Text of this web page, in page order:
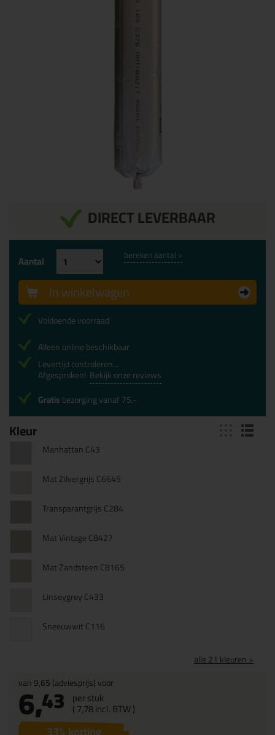
DIRECT LEVERBAAR
Kleur
Manhattan C43
Mat Zilvergrijs C6645
Transparantgrijs C284
Mat Vintage C8427
Mat Zandsteen C8165
Linseygrey C433
Sneeuwwit C116
alle 21 kleuren >
van9,65(adviesprijs) voor
6,43 per stuk
(7,78incl. BTW )
Aantal bereken aantal >
In winkelwagen
Voldoende voorraad
Alleen online beschikbaar
Levertijd controleren...
Afgesproken! Bekijk onze reviews
Gratisbezorging vanaf 75,-